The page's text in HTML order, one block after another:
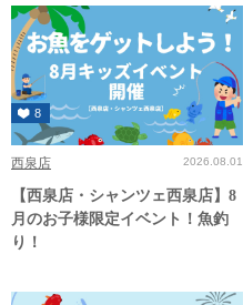
8
西泉店 2026.08.01
【西泉店・シャンツェ西泉店】8
月のお子様限定イベント！魚釣
り！